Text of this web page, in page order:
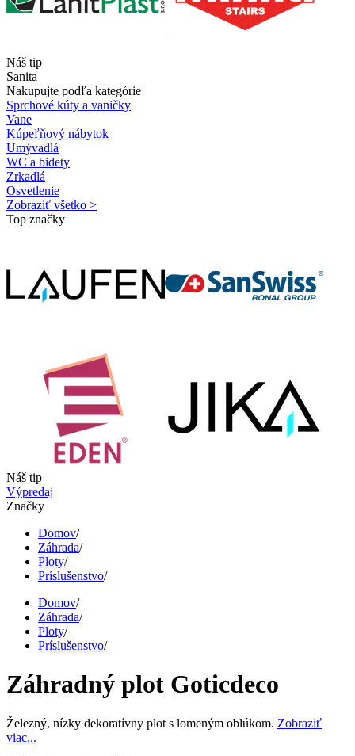
Náš tip
Sanita
Nakupujte podľa kategórie
Sprchové kúty a vaničky
Vane
Kúpeľňový nábytok
Umývadlá
WC a bidety
Zrkadlá
Osvetlenie
Zobraziť všetko >
Top značky
Náš tip
Výpredaj
Značky
Domov/
Záhrada/
Ploty/
Príslušenstvo/
Domov/
Záhrada/
Ploty/
Príslušenstvo/
Záhradný plot Goticdeco
Železný, nízky dekoratívny plot s lomeným oblúkom. Zobraziť
viac...